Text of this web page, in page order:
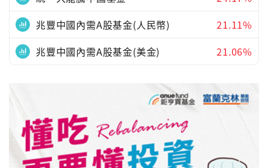
兆豐中國內需A股基金(人民幣)
21.11%
兆豐中國內需A股基金(美金)
21.06%